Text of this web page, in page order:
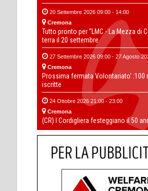
20 Settembre 2026 09:00 - 14:00
Cremona
Tutto pronto per “LMC - La Mezza di
terra il 20 settembre
27 Settembre 2026 09:00 - 27 Agosto
Cremona
Prossima fermata Volontariato' :100
iscritte
24 Ottobre 2026 21:00 - 23:00
Cremona
(CR) I Cordigliera festeggiano il 50